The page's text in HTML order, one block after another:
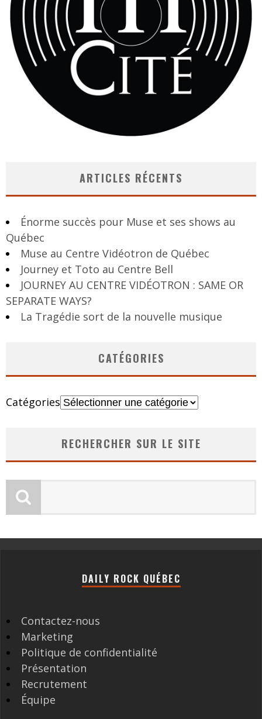
ARTICLES RÉCENTS
Énorme succès pour Muse et ses shows au
Québec
Muse au Centre Vidéotron de Québec
Journey et Toto au Centre Bell
JOURNEY AU CENTRE VIDÉOTRON : SAME OR
SEPARATE WAYS?
La Tragédie sort de la nouvelle musique
CATÉGORIES
Catégories
RECHERCHER SUR LE SITE
DAILY ROCK QUÉBEC
Contactez-nous
Marketing
Politique de confidentialité
Présentation
Recrutement
Équipe